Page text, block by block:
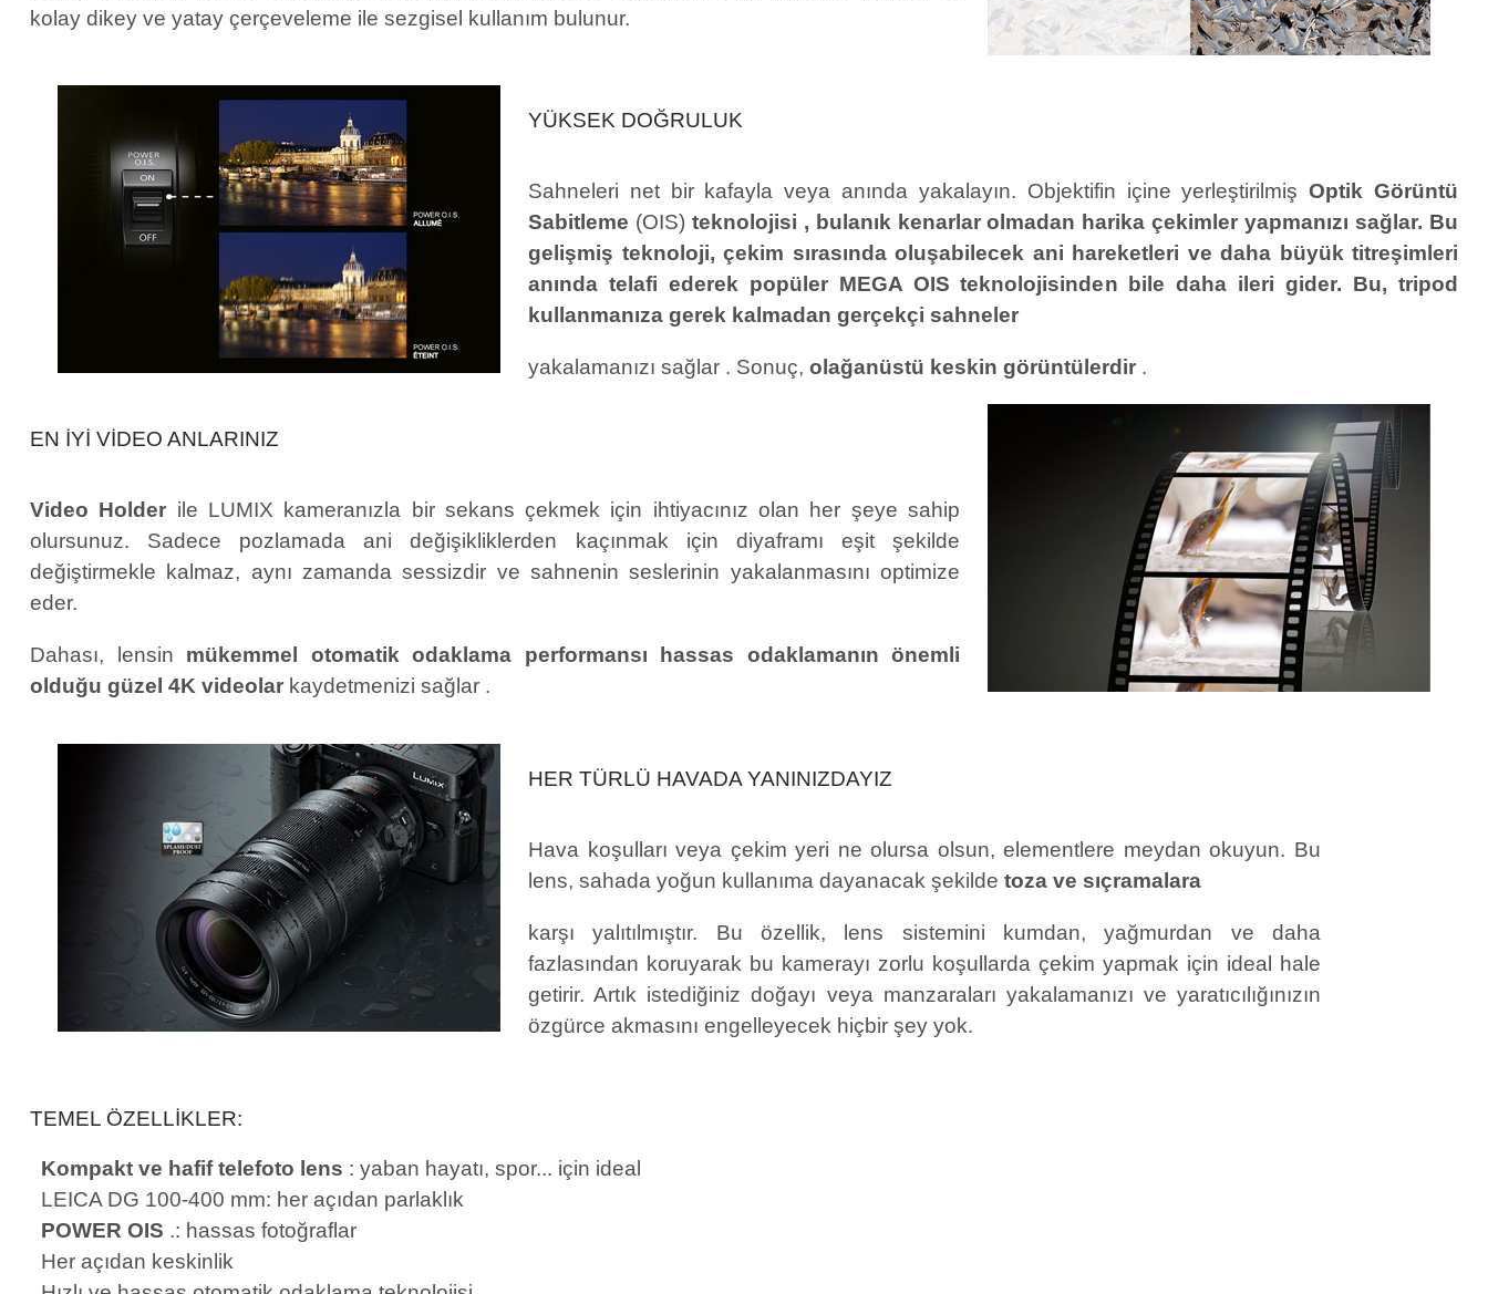
kolay dikey ve yatay çerçeveleme ile sezgisel kullanım bulunur.
YÜKSEK DOĞRULUK
Sahneleri net bir kafayla veya anında yakalayın. Objektifin içine yerleştirilmişOptik Görüntü
Sabitleme (OIS) teknolojisi , bulanık kenarlar olmadan harika çekimler yapmanızı sağlar. Bu
gelişmiş teknoloji, çekim sırasında oluşabilecek ani hareketleri ve daha büyük titreşimleri
anında telafi ederek popüler MEGA OIS teknolojisinden bile daha ileri gider. Bu, tripod
kullanmanıza gerek kalmadan gerçekçi sahneler
yakalamanızı sağlar . Sonuç, olağanüstü keskin görüntülerdir .
EN IYI VIDEO ANLARINIZ
Video Holder ile LUMIX kameranızla bir sekans çekmek için ihtiyacınız olan her şeye sahip
olursunuz. Sadece pozlamada ani değişikliklerden kaçınmak için diyaframı eşit şekilde
değiştirmekle kalmaz, aynı zamanda sessizdir ve sahnenin seslerinin yakalanmasını optimize
eder.
Dahası, lensin mükemmel otomatik odaklama performansı hassas odaklamanın önemli
olduğu güzel 4K videolar kaydetmenizi sağlar .
HER TÜRLÜ HAVADA YANINIZDAYIZ
Hava koşulları veya çekim yeri ne olursa olsun, elementlere meydan okuyun. Bu
lens, sahada yoğun kullanıma dayanacak şekilde toza ve sıçramalara
karşı yalıtılmıştır. Bu özellik, lens sistemini kumdan, yağmurdan ve daha
fazlasından koruyarak bu kamerayı zorlu koşullarda çekim yapmak için ideal hale
getirir. Artık istediğiniz doğayı veya manzaraları yakalamanızı ve yaratıcılığınızın
özgürce akmasını engelleyecek hiçbir şey yok.
TEMEL ÖZELLIKLER:
Kompakt ve hafif telefoto lens : yaban hayatı, spor... için ideal
LEICA DG 100-400 mm: her açıdan parlaklık
POWER OIS .: hassas fotoğraflar
Her açıdan keskinlik